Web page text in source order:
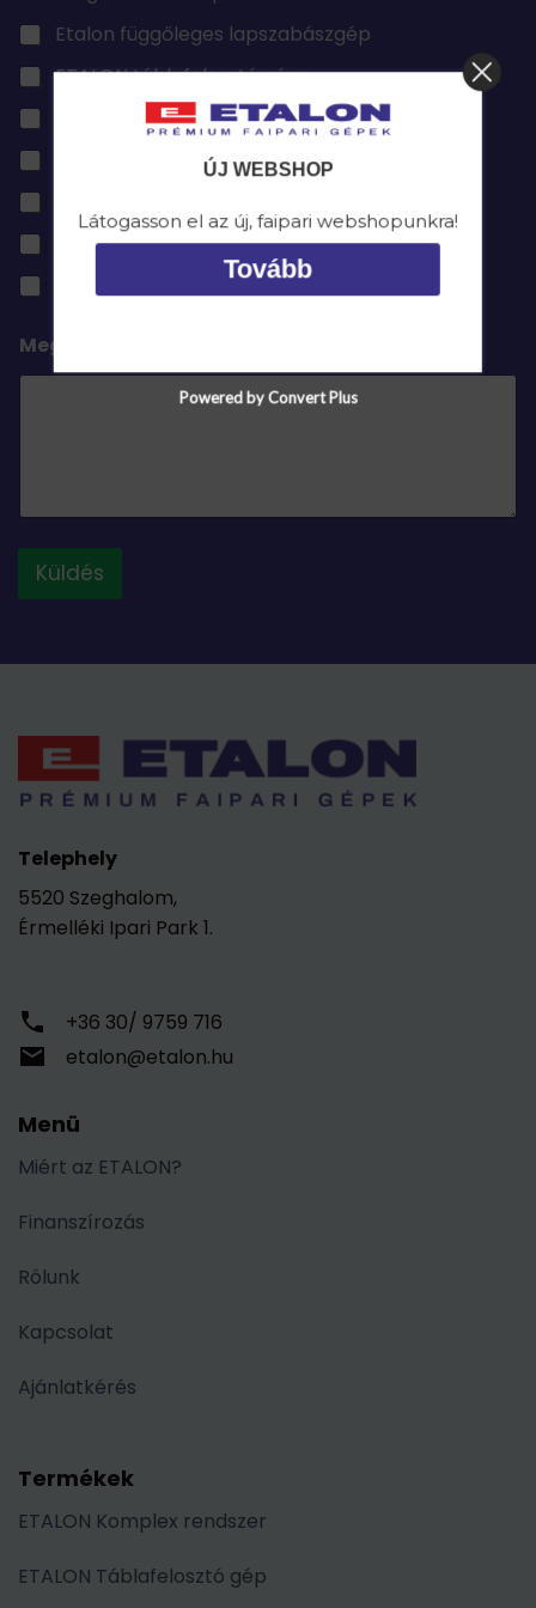
Etalon függőleges lapszabászgép
ETALON táblafelosztó gép
Etalon vákuumos emelő
Etalon porelszívó gép
Etalon lapszállító kocsi
Etalon komplex rendszer
Megjegyzés
Küldés
Telephely
5520 Szeghalom,
Érmelléki Ipari Park 1.
+36 30/ 9759 716
etalon@etalon.hu
Menü
Miért az ETALON?
Finanszírozás
Rólunk
Kapcsolat
Ajánlatkérés
Termékek
ETALON Komplex rendszer
ETALON Táblafelosztó gép
ÚJ WEBSHOP
Látogasson el az új, faipari webshopunkra!
Tovább
Powered by Convert Plus